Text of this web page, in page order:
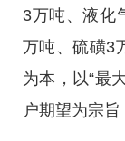
3万吨、液化
万吨、硫磺3
为本，以“最
户期望为宗旨